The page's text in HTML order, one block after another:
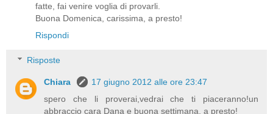
fatte, fai venire voglia di provarli.
Buona Domenica, carissima, a presto!
Rispondi
Risposte
Chiara
17 giugno 2012 alle ore 23:47
spero che li proverai,vedrai che ti piaceranno!un
abbraccio cara Dana e buona settimana, a presto!